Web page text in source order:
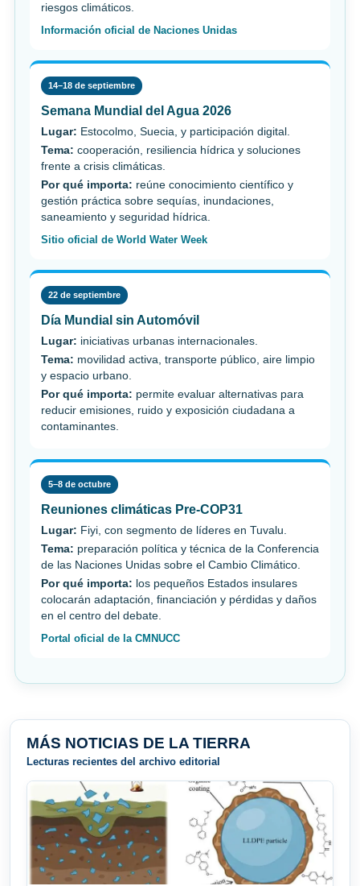
riesgos climáticos.
Información oficial de Naciones Unidas
14–18 de septiembre
Semana Mundial del Agua 2026
Lugar: Estocolmo, Suecia, y participación digital.
Tema: cooperación, resiliencia hídrica y soluciones
frente a crisis climáticas.
Por qué importa: reúne conocimiento científico y
gestión práctica sobre sequías, inundaciones,
saneamiento y seguridad hídrica.
Sitio oficial de World Water Week
22 de septiembre
Día Mundial sin Automóvil
Lugar: iniciativas urbanas internacionales.
Tema: movilidad activa, transporte público, aire limpio
y espacio urbano.
Por qué importa: permite evaluar alternativas para
reducir emisiones, ruido y exposición ciudadana a
contaminantes.
5–8 de octubre
Reuniones climáticas Pre-COP31
Lugar: Fiyi, con segmento de líderes en Tuvalu.
Tema: preparación política y técnica de la Conferencia
de las Naciones Unidas sobre el Cambio Climático.
Por qué importa: los pequeños Estados insulares
colocarán adaptación, financiación y pérdidas y daños
en el centro del debate.
Portal oficial de la CMNUCC
MÁS NOTICIAS DE LA TIERRA
Lecturas recientes del archivo editorial